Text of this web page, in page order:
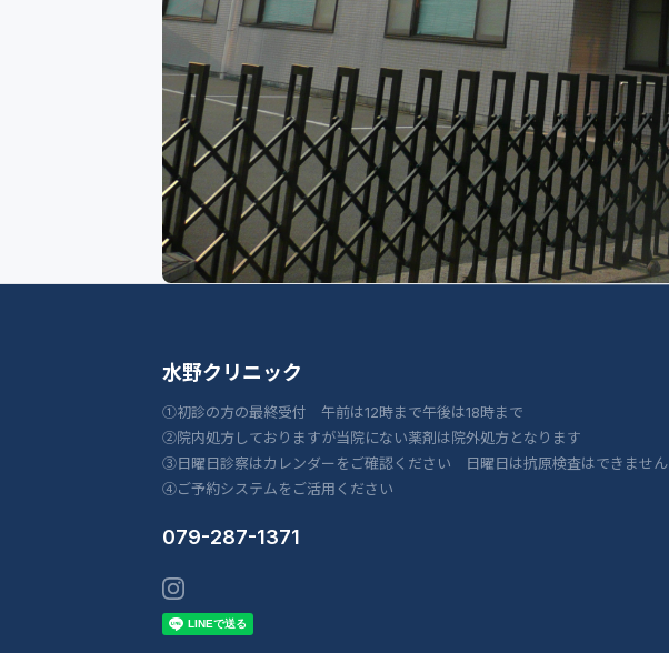
水野クリニック
①初診の方の最終受付 午前は12時まで午後は18時まで
②院内処方しておりますが当院にない薬剤は院外処方となります
③日曜日診察はカレンダーをご確認ください 日曜日は抗原検査はできません
④ご予約システムをご活用ください
079-287-1371